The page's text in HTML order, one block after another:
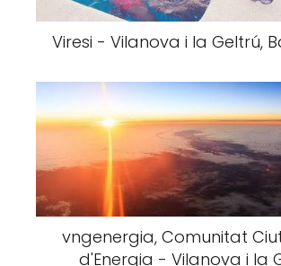
Viresi - Vilanova i la Geltrú,
vngenergia, Comunitat
d'Energia - Vilanova i la